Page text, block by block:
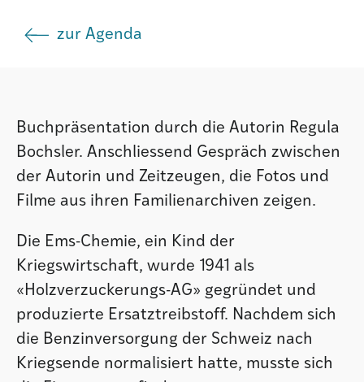
zur Agenda
Buchpräsentation durch die Autorin Regula
Bochsler. Anschliessend Gespräch zwischen
der Autorin und Zeitzeugen, die Fotos und
Filme aus ihren Familienarchiven zeigen.
Die Ems-Chemie, ein Kind der
Kriegswirtschaft, wurde 1941 als
«Holzverzuckerungs-AG» gegründet und
produzierte Ersatztreibstoff. Nachdem sich
die Benzinversorgung der Schweiz nach
Kriegsende normalisiert hatte, musste sich